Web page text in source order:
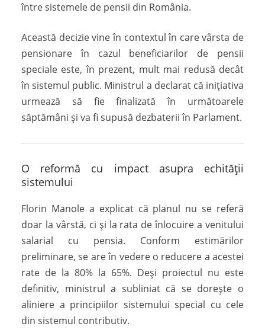
între sistemele de pensii din România.
Această decizie vine în contextul în care vârsta de
pensionare în cazul beneficiarilor de pensii
speciale este, în prezent, mult mai redusă decât
în sistemul public. Ministrul a declarat că inițiativa
urmează să fie finalizată în următoarele
săptămâni și va fi supusă dezbaterii în Parlament.
O reformă cu impact asupra echității
sistemului
Florin Manole a explicat că planul nu se referă
doar la vârstă, ci și la rata de înlocuire a venitului
salarial cu pensia. Conform estimărilor
preliminare, se are în vedere o reducere a acestei
rate de la 80% la 65%. Deși proiectul nu este
definitiv, ministrul a subliniat că se dorește o
aliniere a principiilor sistemului special cu cele
din sistemul contributiv.